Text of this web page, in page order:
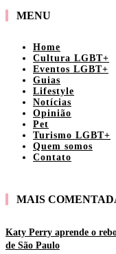
MENU
Home
Cultura LGBT+
Eventos LGBT+
Guias
Lifestyle
Notícias
Opinião
Pet
Turismo LGBT+
Quem somos
Contato
MAIS
Katy Perry aprende o
de São Paulo